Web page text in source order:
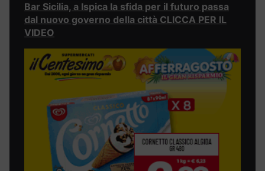
Bar Sicilia, a Ispica la sfida per il futuro passa
dal nuovo governo della città CLICCA PER IL
VIDEO